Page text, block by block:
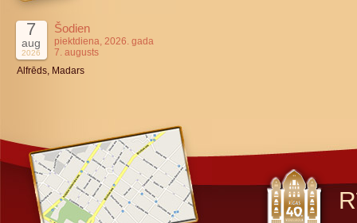
7
aug
2026
Šodien
piektdiena, 2026. gada
7. augusts
Alfrēds, Madars